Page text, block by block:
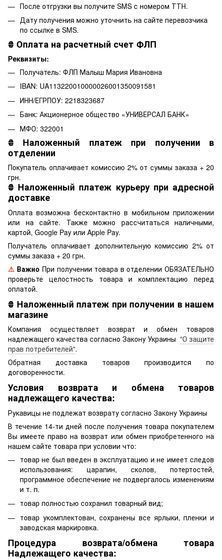
После отгрузки вы получите SMS с номером ТТН.
Дату получения можно уточнить на сайте перевозчика
по ссылке в SMS.
₴ Оплата на расчетный счет ФЛП
Реквизиты:
Получатель: ФЛП Малыш Мария Ивановна
IBAN: UA113220010000026001350091581
ИНН/ЕГРПОУ: 2218323687
Банк: Акционерное общество «УНИВЕРСАЛ БАНК»
МФО: 322001
₴ Наложенный платеж при получении в
отделении
Покупатель оплачивает комиссию 2% от суммы заказа + 20
грн.
₴ Наложенный платеж курьеру при адресной
доставке
Оплата возможна бесконтактно в мобильном приложении
или на сайте. Также можно рассчитаться наличными,
картой, Google Pay или Apple Pay.
Получатель оплачивает дополнительную комиссию 2% от
суммы заказа + 20 грн.
⚠️ Важно При получении товара в отделении ОБЯЗАТЕЛЬНО
проверьте целостность товара и комплектацию перед
оплатой.
₴ Наложенный платеж при получении в нашем
магазине
Компания осуществляет возврат и обмен товаров
надлежащего качества согласно Закону Украины "О защите
прав потребителей".
Обратная доставка товаров производится по
договоренности.
Условия возврата и обмена товаров
надлежащего качества:
Рукавицы не подлежат возврату согласно Закону Украины
В течение 14-ти дней после получения товара покупателем
Вы имеете право на возврат или обмен приобретенного на
нашем сайте товара при условии что:
товар не был введен в эксплуатацию и не имеет следов
использования: царапин, сколов, потертостей,
программное обеспечение не подвергалось изменениям
и т. п.
товар полностью сохранил товарный вид;
товар укомплектован, сохранены все ярлыки, пленки и
заводская маркировка.
Процедура возврата/обмена товара
Надлежащего качества: